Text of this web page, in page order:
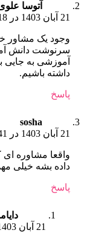
آتوسا علوی
وجود یک مشاور
سرنوشت دانش
آموزشی به جایی
داشته باشیم.
پاسخ
sosha
واقعا مشاوره ای
داده بشه خیلی
پاسخ